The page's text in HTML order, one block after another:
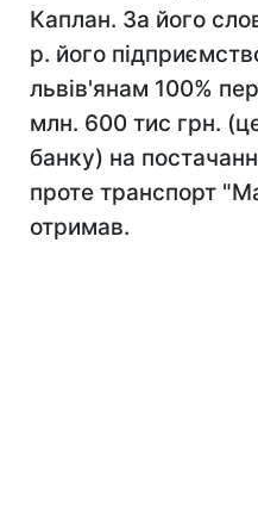
Каплан. За його
р. його
львів'янам 100%
млн. 600 тис грн.
банку) на
проте транспорт
отримав.